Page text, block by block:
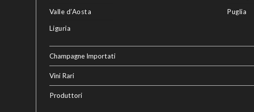
Valle d’Aosta
Liguria
Puglia
Champagne Importati
Vini Rari
Produttori